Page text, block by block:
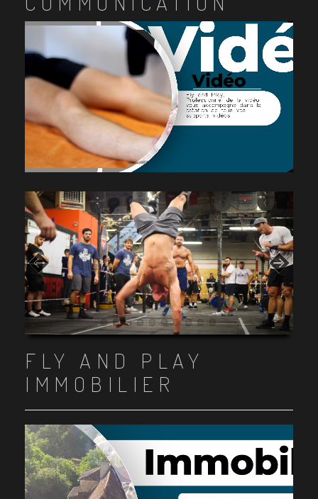
Item 1
Item 2
Item 3
Item 4
Item 5
Item 6
Item 7
Item 8
Item 9
Item 10
FLY AND PLAY
IMMOBILIER